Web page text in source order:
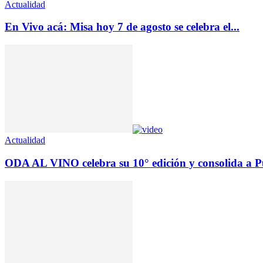
Actualidad
En Vivo acá: Misa hoy 7 de agosto se celebra el...
Actualidad
ODA AL VINO celebra su 10° edición y consolida a